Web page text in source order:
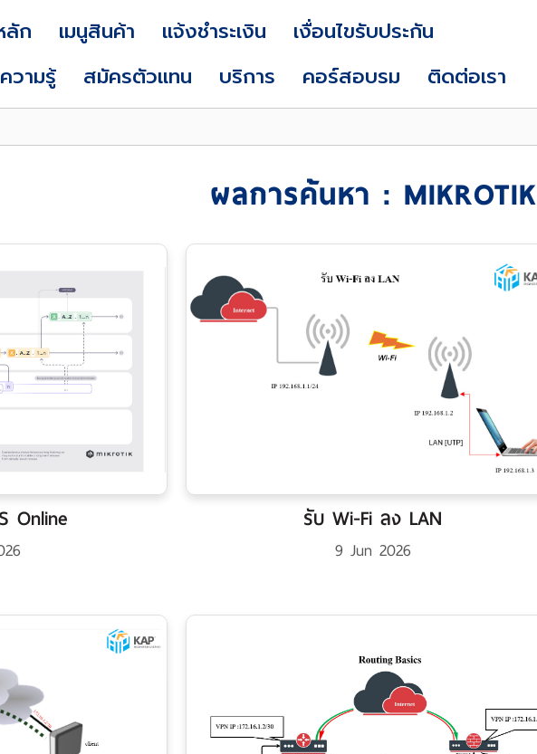
ลัก เมนูสินค้า แจ้งชำระเงิน
เงื่อนไขรับประกัน
วามรู้
สมัครตัวแทน บริการ คอร์สอบรม ติดต่อเรา
ผลการค้นหา : MIKROTIK
Online รับ Wi-Fi ลง LAN
9 Jun 2026